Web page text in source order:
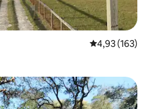
4,93 de uma
4,93 (163)